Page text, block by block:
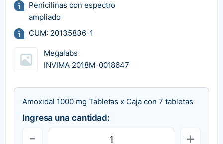
Penicilinas con espectro
ampliado
CUM: 20135836-1
Megalabs
INVIMA 2018M-0018647
Amoxidal 1000 mg Tabletas x Caja con 7 tabletas
Ingresa una cantidad: